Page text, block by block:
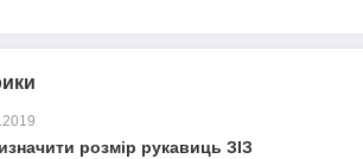
розмір рукавиць ЗІЗ